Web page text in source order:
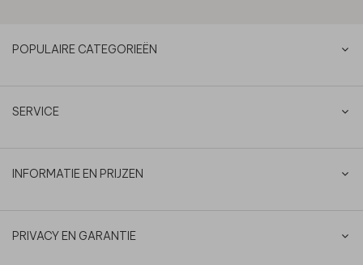
POPULAIRE CATEGORIEËN
SERVICE
INFORMATIE EN PRIJZEN
PRIVACY EN GARANTIE